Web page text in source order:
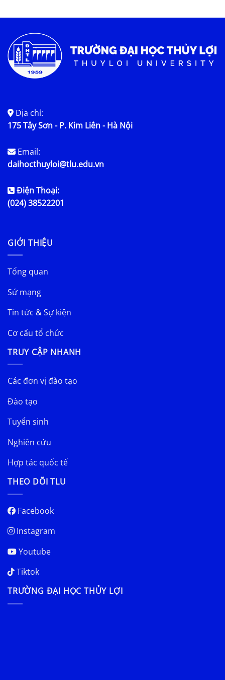
Tin tức chung
Địa chỉ:
175 Tây Sơn - P. Kim Liên - Hà Nội
Email:
daihocthuyloi@tlu.edu.vn
Điện Thoại:
(024) 38522201
GIỚI THIỆU
Tổng quan
Sứ mạng
Tin tức & Sự kiện
Cơ cấu tổ chức
TRUY CẬP NHANH
Các đơn vị đào tạo
Đào tạo
Tuyển sinh
Nghiên cứu
Hợp tác quốc tế
THEO DÕI TLU
Facebook
Instagram
Youtube
Tiktok
TRƯỜNG ĐẠI HỌC THỦY LỢI